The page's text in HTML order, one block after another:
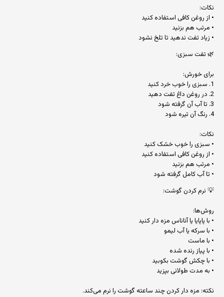
نکات:
• از روغن کافی استفاده کنید
• مرتب هم بزنید
• زیاد تفت ندهید تا تلخ نشود
🌿 تفت سبزی:
برای خورش:
1. سبزی را خوب خرد کنید
2. در روغن داغ تفت دهید
3. تا آب آن گرفته شود
4. رنگ آن تیره شود
نکات:
• سبزی را خوب خشک کنید
• از روغن کافی استفاده کنید
• مرتب هم بزنید
• تا آب کامل گرفته شود
💡 نرم کردن گوشت:
روش‌ها:
• با پاپایا یا آناناس مزه دار کنید
• با سرکه یا آب لیمو
• با ماست
• با پیاز رنده شده
• با چکش گوشت بکوبید
• به مدت طولانی بپزید
نکته: مزه دار کردن چند ساعته گوشت را نرم می‌کند.